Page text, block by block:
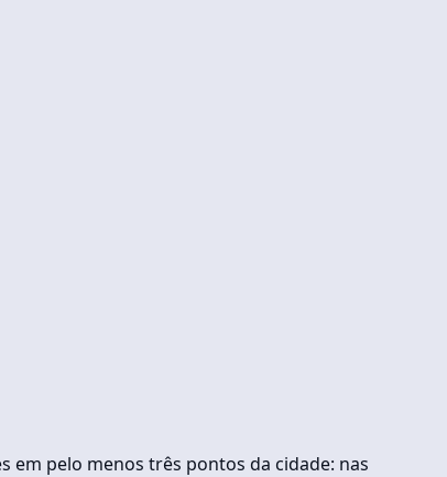
em pelo menos três pontos da cidade: nas